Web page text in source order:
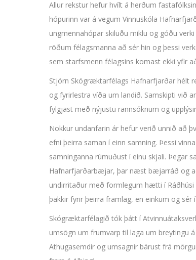
Allur rekstur hefur hvílt á herðum
hópurinn var á vegum Vinnuskóla
ungmennahópar skiluðu miklu og góðu
röðum félagsmanna að sér hin og þessi
sem starfsmenn félagsins komast ekki yfir
Stjórn Skógræktarfélags Hafnarfjarðar hélt
og fyrirlestra víða um landið. Samskipti við
fylgjast með nýjustu rannsóknum og
Nokkur undanfarin ár hefur verið unnið að
efni þeirra saman í einn samning. Þessi
samninganna rúmuðust í einu skjali. Þegar
Hafnarfjarðarbæjar, þar næst bæjarráð og
undirritaður með formlegum hætti í
þakkir fyrir þeirra framlag, en einkum og
Skógræktarfélagið tók þátt í
umsögn um frumvarp til laga um
Athugasemdir og umsagnir bárust frá